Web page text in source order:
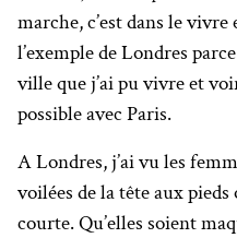
marche, c’est dans le vivre
l’exemple de Londres
ville que j’ai pu vivre et
possible avec Paris.
A Londres, j’ai vu les
voilées de la tête aux
courte. Qu’elles soient